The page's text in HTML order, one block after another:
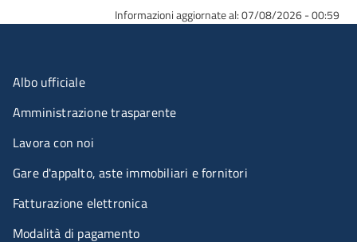
Informazioni aggiornate al: 07/08/2026 - 00:59
Menu organizzazione
Albo ufficiale
Amministrazione trasparente
Lavora con noi
Gare d'appalto, aste immobiliari e fornitori
Fatturazione elettronica
Modalità di pagamento